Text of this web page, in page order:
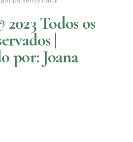
Todos os
|
por: Joana